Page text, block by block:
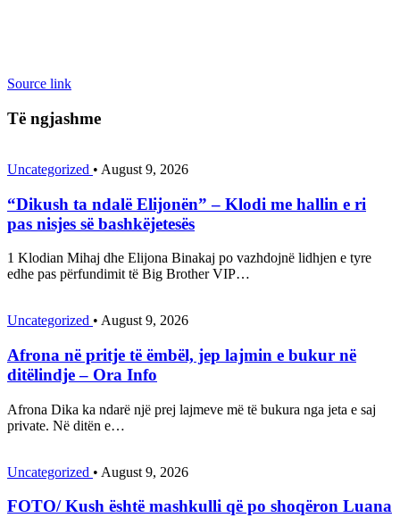
Source link
Të ngjashme
Uncategorized • August 9, 2026
“Dikush ta ndalë Elijonën” – Klodi me hallin e ri
pas nisjes së bashkëjetesës
1 Klodian Mihaj dhe Elijona Binakaj po vazhdojnë lidhjen e tyre
edhe pas përfundimit të Big Brother VIP…
Uncategorized • August 9, 2026
Afrona në pritje të ëmbël, jep lajmin e bukur në
ditëlindje – Ora Info
Afrona Dika ka ndarë një prej lajmeve më të bukura nga jeta e saj
private. Në ditën e…
Uncategorized • August 9, 2026
FOTO/ Kush është mashkulli që po shoqëron Luana